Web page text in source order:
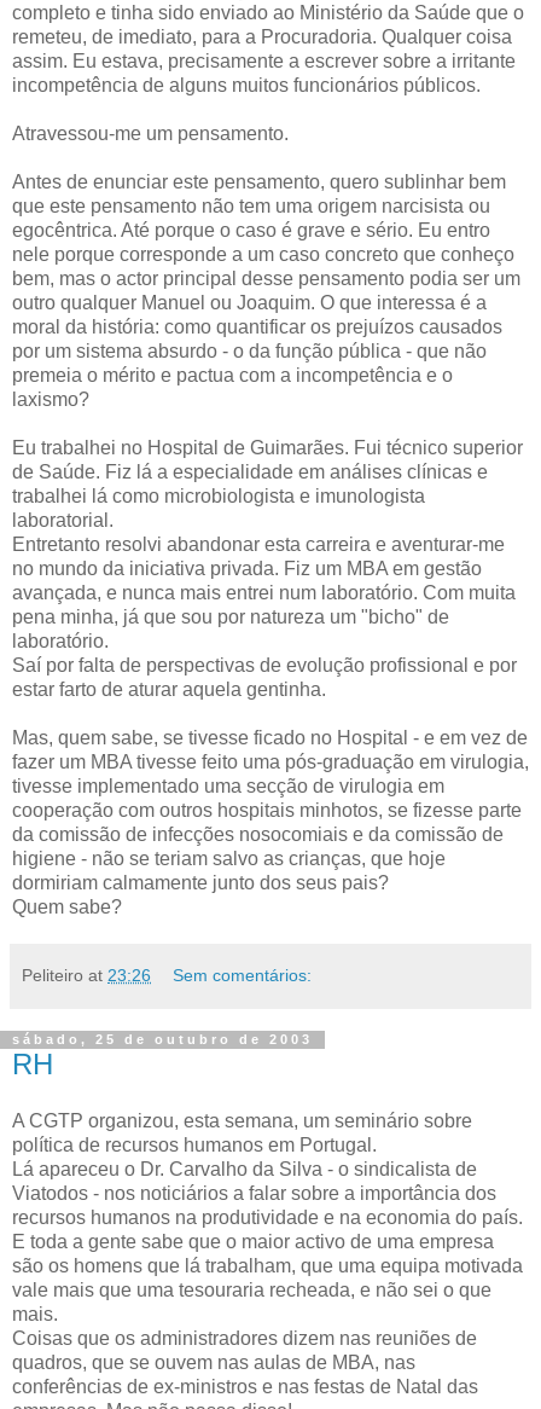
completo e tinha sido enviado ao Ministério da Saúde que o
remeteu, de imediato, para a Procuradoria. Qualquer coisa
assim. Eu estava, precisamente a escrever sobre a irritante
incompetência de alguns muitos funcionários públicos.
Atravessou-me um pensamento.
Antes de enunciar este pensamento, quero sublinhar bem
que este pensamento não tem uma origem narcisista ou
egocêntrica. Até porque o caso é grave e sério. Eu entro
nele porque corresponde a um caso concreto que conheço
bem, mas o actor principal desse pensamento podia ser um
outro qualquer Manuel ou Joaquim. O que interessa é a
moral da história: como quantificar os prejuízos causados
por um sistema absurdo - o da função pública - que não
premeia o mérito e pactua com a incompetência e o
laxismo?
Eu trabalhei no Hospital de Guimarães. Fui técnico superior
de Saúde. Fiz lá a especialidade em análises clínicas e
trabalhei lá como microbiologista e imunologista
laboratorial.
Entretanto resolvi abandonar esta carreira e aventurar-me
no mundo da iniciativa privada. Fiz um MBA em gestão
avançada, e nunca mais entrei num laboratório. Com muita
pena minha, já que sou por natureza um "bicho" de
laboratório.
Saí por falta de perspectivas de evolução profissional e por
estar farto de aturar aquela gentinha.
Mas, quem sabe, se tivesse ficado no Hospital - e em vez de
fazer um MBA tivesse feito uma pós-graduação em virulogia,
tivesse implementado uma secção de virulogia em
cooperação com outros hospitais minhotos, se fizesse parte
da comissão de infecções nosocomiais e da comissão de
higiene - não se teriam salvo as crianças, que hoje
dormiriam calmamente junto dos seus pais?
Quem sabe?
Peliteiro at 23:26 Sem comentários:
sábado, 25 de outubro de 2003
RH
A CGTP organizou, esta semana, um seminário sobre
política de recursos humanos em Portugal.
Lá apareceu o Dr. Carvalho da Silva - o sindicalista de
Viatodos - nos noticiários a falar sobre a importância dos
recursos humanos na produtividade e na economia do país.
E toda a gente sabe que o maior activo de uma empresa
são os homens que lá trabalham, que uma equipa motivada
vale mais que uma tesouraria recheada, e não sei o que
mais.
Coisas que os administradores dizem nas reuniões de
quadros, que se ouvem nas aulas de MBA, nas
conferências de ex-ministros e nas festas de Natal das